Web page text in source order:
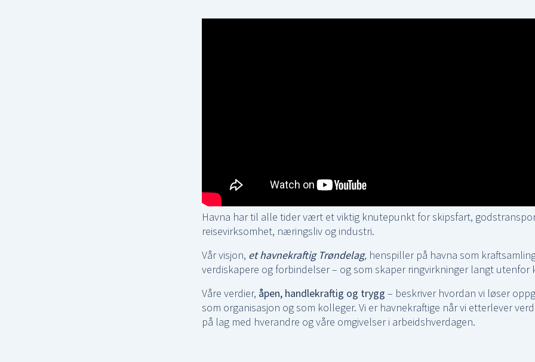
Havna har til alle tider vært et viktig knutepunkt for skipsfart,
reisevirksomhet, næringsliv og industri.
Vår visjon, et havnekraftig Trøndelag, henspiller på havna som
verdiskapere og forbindelser – og som skaper ringvirkninger langt utenfor
Våre verdier, åpen, handlekraftig og trygg – beskriver hvordan vi løser
som organisasjon og som kolleger. Vi er havnekraftige når vi etterlever
på lag med hverandre og våre omgivelser i arbeidshverdagen.